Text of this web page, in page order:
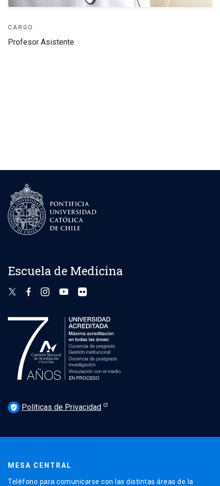
CARGO
Profesor Asistente
Escuela de Medicina
verified_user Políticas de Privacidad
MESA CENTRAL
Teléfono para comunicarse con las distintas áreas de la